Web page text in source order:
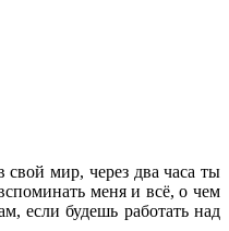
мир, через два часа ты
меня и всё, о чем
если будешь работать над